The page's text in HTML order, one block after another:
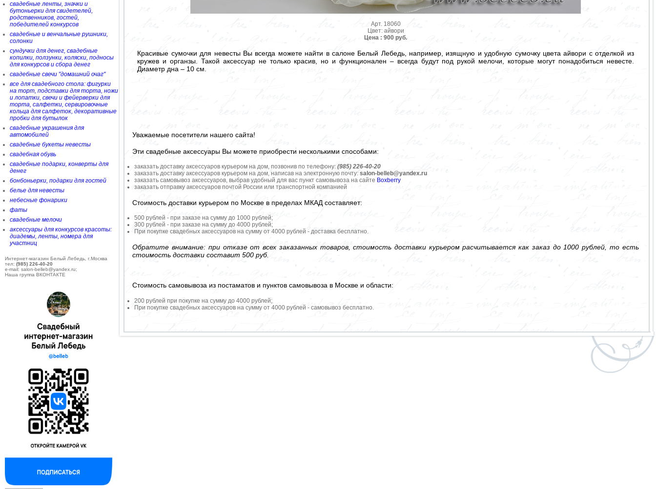
свадебные ленты, значки и
бутоньерки для свидетелей,
родственников, гостей,
победителей конкурсов
свадебные и венчальные рушники,
солонки
сундучки для денег, свадебные
копилки, ползунки, коляски, подносы
для конкурсов и сбора денег
свадебные свечи "домашний очаг"
все для свадебного стола: фигурки
на торт, подставки для торта, ножи
и лопатки, свечи и фейерверки для
торта, салфетки, сервировочные
кольца для салфеток, декоративные
пробки для бутылок
свадебные украшения для
автомобилей
свадебные букеты невесты
свадебная обувь
свадебные подарки, конверты для
денег
бонбоньерки, подарки для гостей
белье для невесты
небесные фонарики
фаты
свадебные мелочи
аксессуары для конкурсов красоты:
диадемы, ленты, номера для
участниц
Интернет-магазин Белый Лебедь, г.Москва
тел: (985) 226-40-20
e-mail: salon-belleb@yandex.ru;
Наша группа ВКОНТАКТЕ
--------------------------
Арт. 18060
Цвет: айвори
Цена : 900 руб.
Красивые сумочки для невесты Вы всегда можете найти в салоне Белый Лебедь, например, изящную и удобную сумочку цвета айвори с отделкой из
кружев и органзы. Такой аксессуар не только красив, но и функционален – всегда будут под рукой мелочи, которые могут понадобиться невесте.
Диаметр дна – 10 см.
Уважаемые посетители нашего сайта!
Эти свадебные аксессуары Вы можете приобрести несколькими способами:
заказать доставку аксессуаров курьером на дом, позвонив по телефону: (985) 226-40-20
заказать доставку аксессуаров курьером на дом, написав на электронную почту: salon-belleb@yandex.ru
заказать самовывоз аксессуаров, выбрав удобный для вас пункт самовывоза на сайте Boxberry
заказать отправку аксессуаров почтой России или транспортной компанией
Стоимость доставки курьером по Москве в пределах МКАД составляет:
500 рублей - при заказе на сумму до 1000 рублей;
300 рублей - при заказе на сумму до 4000 рублей;
При покупке свадебных аксессуаров на сумму от 4000 рублей - доставка бесплатно.
Обратите внимание: при отказе от всех заказанных товаров, стоимость доставки курьером расчитывается как заказ до 1000 рублей, то есть
стоимость доставки составит 500 руб.
Стоимость самовывоза из постаматов и пунктов самовывоза в Москве и области:
200 рублей при покупке на сумму до 4000 рублей;
При покупке свадебных аксессуаров на сумму от 4000 рублей - самовывоз бесплатно.